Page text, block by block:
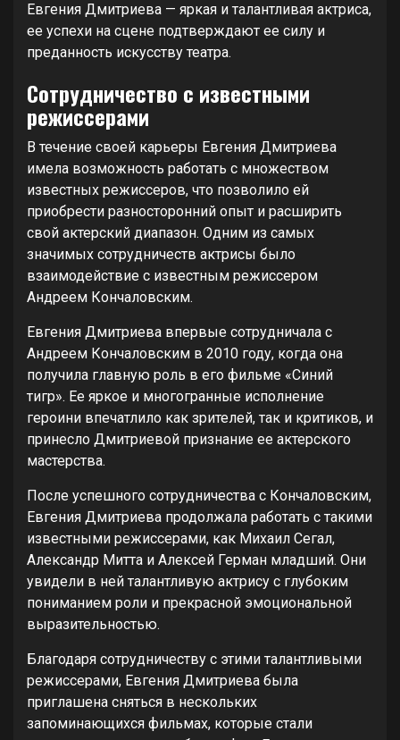
Евгения Дмитриева — яркая и талантливая актриса,
ее успехи на сцене подтверждают ее силу и
преданность искусству театра.
Сотрудничество с известными
режиссерами
В течение своей карьеры Евгения Дмитриева
имела возможность работать с множеством
известных режиссеров, что позволило ей
приобрести разносторонний опыт и расширить
свой актерский диапазон. Одним из самых
значимых сотрудничеств актрисы было
взаимодействие с известным режиссером
Андреем Кончаловским.
Евгения Дмитриева впервые сотрудничала с
Андреем Кончаловским в 2010 году, когда она
получила главную роль в его фильме «Синий
тигр». Ее яркое и многогранные исполнение
героини впечатлило как зрителей, так и критиков, и
принесло Дмитриевой признание ее актерского
мастерства.
После успешного сотрудничества с Кончаловским,
Евгения Дмитриева продолжала работать с такими
известными режиссерами, как Михаил Сегал,
Александр Митта и Алексей Герман младший. Они
увидели в ней талантливую актрису с глубоким
пониманием роли и прекрасной эмоциональной
выразительностью.
Благодаря сотрудничеству с этими талантливыми
режиссерами, Евгения Дмитриева была
приглашена сняться в нескольких
запоминающихся фильмах, которые стали